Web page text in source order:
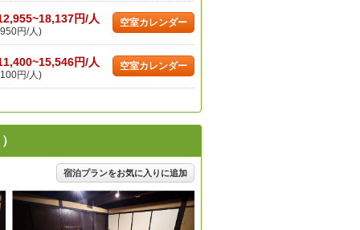
円/人
円/人)
空室カレンダー
円/人
円/人)
空室カレンダー
宿泊プランをお気に入りに追加